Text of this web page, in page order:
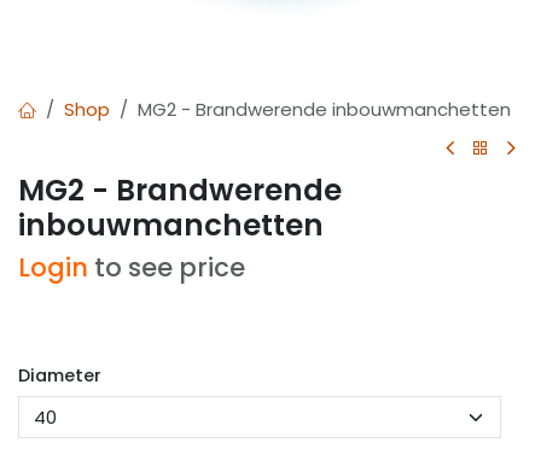
Shop MG2 - Brandwerende inbouwmanchetten
MG2 - Brandwerende
inbouwmanchetten
Login to see price
Diameter